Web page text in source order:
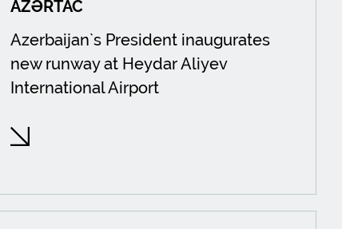
AZƏRTAC
Azerbaijan`s President inaugurates
new runway at Heydar Aliyev
International Airport